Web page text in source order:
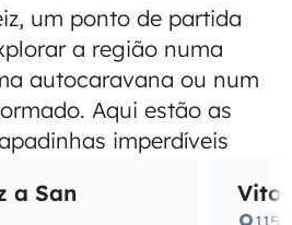
um ponto de partida
a região numa
autocaravana ou num
Aqui estão as
imperdíveis
a San